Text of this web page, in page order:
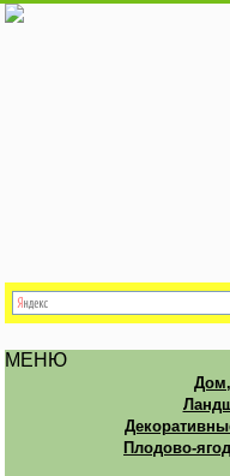
МЕНЮ
Дом,
Плодово-